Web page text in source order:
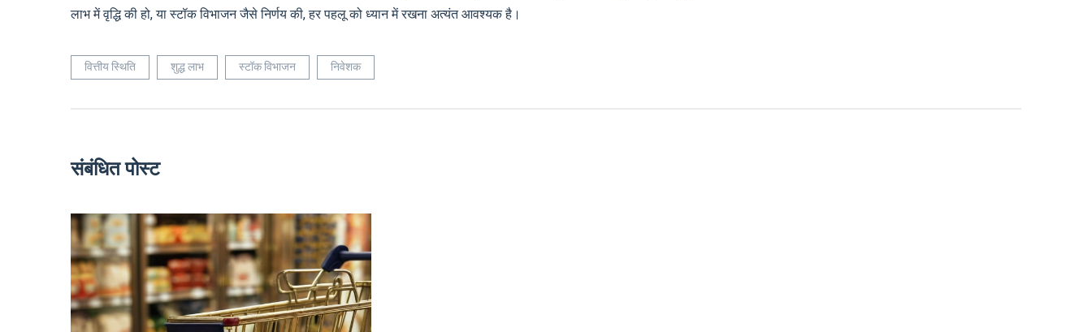
लाभ में वृद्धि की हो, या स्टॉक विभाजन जैसे निर्णय की, हर पहलू को ध्यान में रखना अत्यंत आवश्यक है।
वित्तीय स्थिति शुद्ध लाभ स्टॉक विभाजन निवेशक
संबंधित पोस्ट